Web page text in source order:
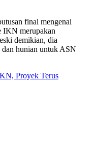
final mengenai
IKN merupakan
demikian, dia
dan hunian untuk ASN
Proyek Terus